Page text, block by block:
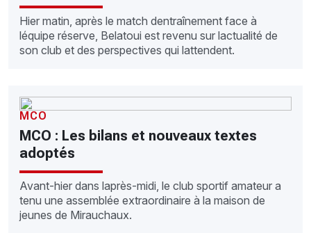
Hier matin, après le match dentraînement face à
léquipe réserve, Belatoui est revenu sur lactualité de
son club et des perspectives qui lattendent.
MCO
MCO : Les bilans et nouveaux textes
adoptés
Avant-hier dans laprès-midi, le club sportif amateur a
tenu une assemblée extraordinaire à la maison de
jeunes de Mirauchaux.